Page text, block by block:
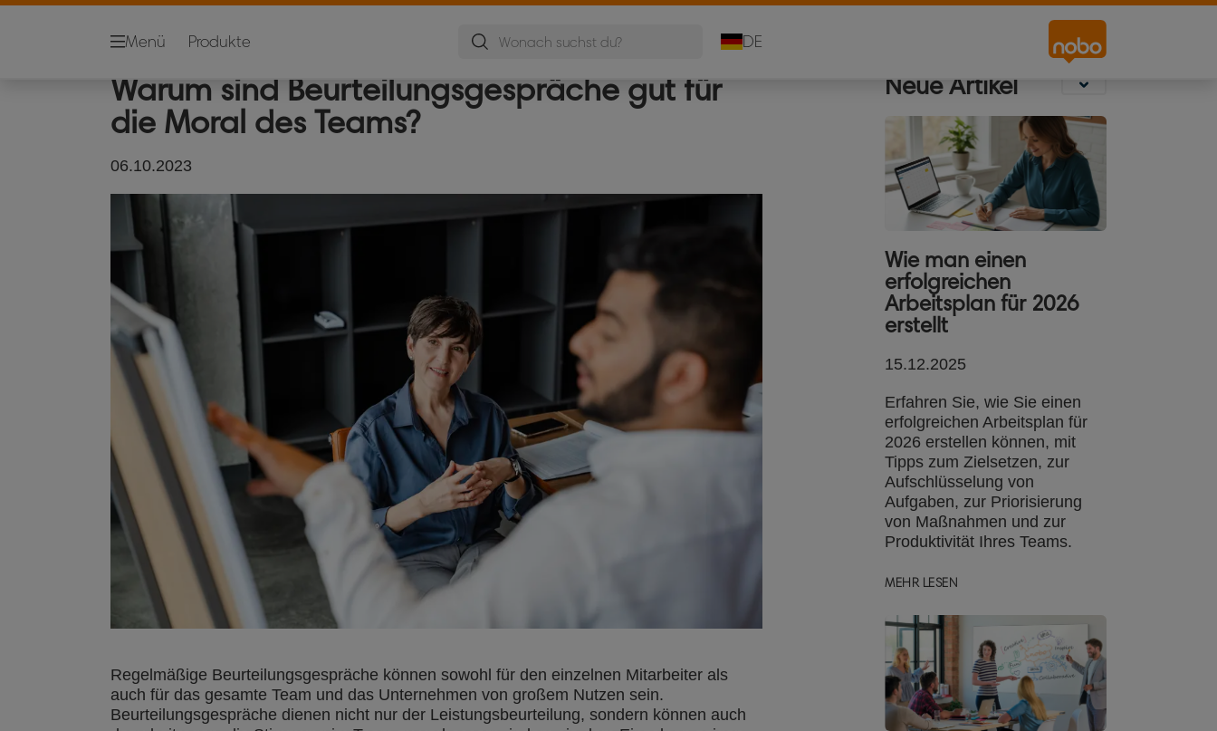
Menü Produkte DE
Desktop
Whiteboards
Warum sind Beurteilungsgespräche gut für
die Moral des Teams?
06.10.2023
Regelmäßige Beurteilungsgespräche können sowohl für den einzelnen Mitarbeiter als
auch für das gesamte Team und das Unternehmen von großem Nutzen sein.
Beurteilungsgespräche dienen nicht nur der Leistungsbeurteilung, sondern können auch
Neue Artikel
Wie man einen
erfolgreichen
Arbeitsplan für 2026
erstellt
15.12.2025
Erfahren Sie, wie Sie einen
erfolgreichen Arbeitsplan für
2026 erstellen können, mit
Tipps zum Zielsetzen, zur
Aufschlüsselung von
Aufgaben, zur Priorisierung
von Maßnahmen und zur
Produktivität Ihres Teams.
MEHR LESEN